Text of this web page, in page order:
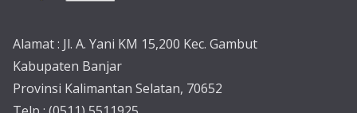
Alamat : Jl. A. Yani KM 15,200 Kec. Gambut
Kabupaten Banjar
Provinsi Kalimantan Selatan, 70652